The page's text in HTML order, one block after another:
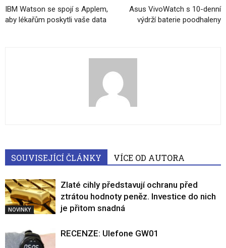
IBM Watson se spojí s Applem,
aby lékařům poskytli vaše data
Asus VivoWatch s 10-denní
výdrží baterie poodhaleny
SOUVISEJÍCÍ ČLÁNKY VÍCE OD AUTORA
NOVINKY
Zlaté cihly představují ochranu před
ztrátou hodnoty peněz. Investice do nich
je přitom snadná
RECENZE: Ulefone GW01